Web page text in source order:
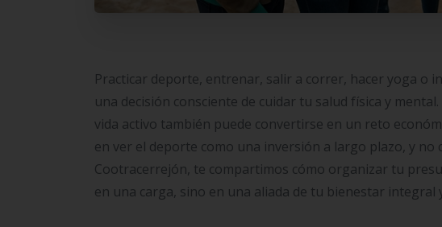
Practicar deporte, entrenar, salir a correr, hacer yoga o
una decisión consciente de cuidar tu salud física y
vida activo también puede convertirse en un reto
en ver el deporte como una inversión a largo plazo, y
Cootracerrejón, te compartimos cómo organizar tu
en una carga, sino en una aliada de tu bienestar integral